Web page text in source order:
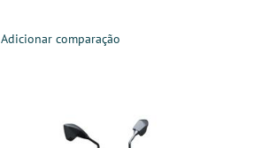
Adicionar comparação